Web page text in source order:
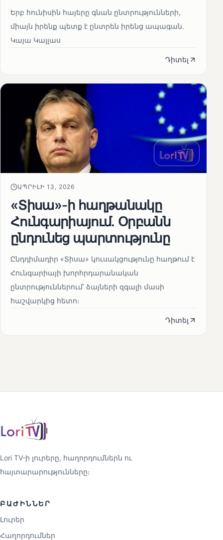
Երբ հունիսին հայերը գնան ընտրությունների,
միայն իրենք պետք է ընտրեն իրենց ապագան.
Կայա Կալլաս
Դիտել
ԱՊՐԻԼԻ 13, 2026
«Տիսա»-ի հաղթանակը
Հունգարիայում․ Օրբանն
ընդունեց պարտությունը
Ընդդիմադիր «Տիսա» կուսակցությունը հաղթում է
Հունգարիայի խորհրդարանական
ընտրություններում՝ ձայների զգալի մասի
հաշվարկից հետո։
Դիտել
Lori TV-ի լուրերը, հաղորդումներն ու
հայտարարությունները։
ԲԱԺԻՆՆԵՐ
Լուրեր
Հաղորդումներ